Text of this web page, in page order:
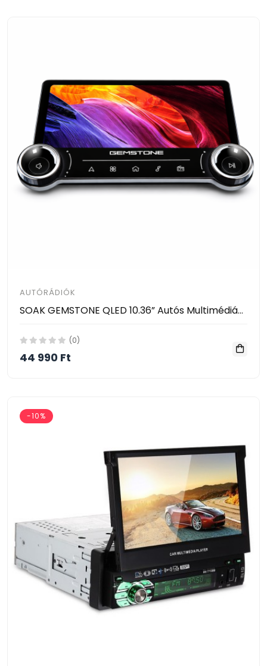
AUTÓRÁDIÓK
SOAK GEMSTONE QLED 10.36” Autós Multimédiás Fejegység – Dual Knobs, 8GB RAM, 64GB ROM
(0)
44 990 Ft
-10%